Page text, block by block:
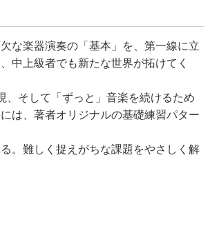
な楽器演奏の「基本」を、第一線に立
中上級者でも新たな世界が拓けてく
、そして「ずっと」音楽を続けるため
は、著者オリジナルの基礎練習パター
。難しく捉えがちな課題をやさしく解